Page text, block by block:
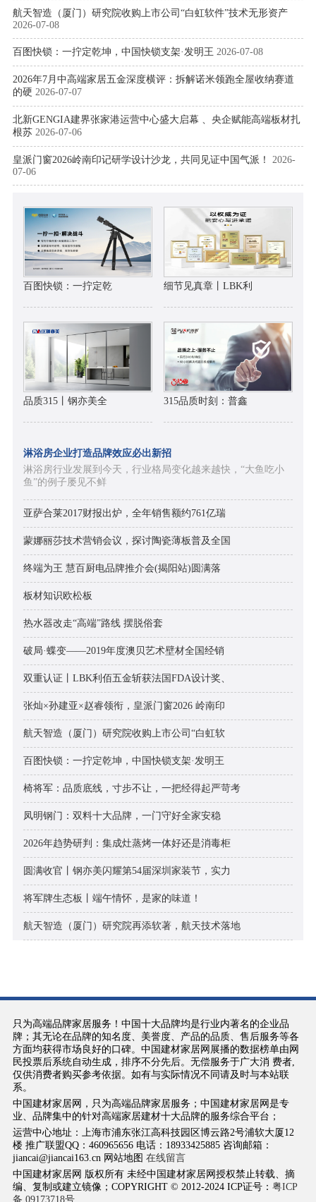
航天智造（厦门）研究院收购上市公司“白虹软件”技术无形资产
2026-07-08
百图快锁：一拧定乾坤，中国快锁支架·发明王 2026-07-08
2026年7月中高端家居五金深度横评：拆解诺米领跑全屋收纳赛道
的硬 2026-07-07
北新GENGIA建界张家港运营中心盛大启幕 、央企赋能高端板材扎
根苏 2026-07-06
皇派门窗2026岭南印记研学设计沙龙，共同见证中国气派！
2026-
07-06
百图快锁：一拧定乾 细节见真章丨LBK利
品质315丨钢亦美全 315品质时刻：普鑫
淋浴房企业打造品牌效应必出新招
淋浴房行业发展到今天，行业格局变化越来越快，“大鱼吃小
鱼”的例子屡见不鲜
亚萨合莱2017财报出炉，全年销售额约761亿瑞
蒙娜丽莎技术营销会议，探讨陶瓷薄板普及全国
终端为王 慧百厨电品牌推介会(揭阳站)圆满落
板材知识欧松板
热水器改走“高端”路线 摆脱俗套
破局·蝶变——2019年度澳贝艺术壁材全国经销
双重认证丨LBK利佰五金斩获法国FDA设计奖、
张灿×孙建亚×赵睿领衔，皇派门窗2026 岭南印
航天智造（厦门）研究院收购上市公司“白虹软
百图快锁：一拧定乾坤，中国快锁支架·发明王
椅将军：品质底线，寸步不让，一把经得起严苛考
凤明钢门：双料十大品牌，一门守好全家安稳
2026年趋势研判：集成灶蒸烤一体好还是消毒柜
圆满收官丨钢亦美闪耀第54届深圳家装节，实力
将军牌生态板丨端午情怀，是家的味道！
航天智造（厦门）研究院再添软著，航天技术落地
只为高端品牌家居服务！中国十大品牌均是行业内著名的企业品
牌；其无论在品牌的知名度、美誉度、产品的品质、售后服务等各
方面均获得市场良好的口碑。中国建材家居网展播的数据榜单由网
民投票后系统自动生成，排序不分先后。无偿服务于广大消 费者,
仅供消费者购买参考依据。如有与实际情况不同请及时与本站联
系。
中国建材家居网，只为高端品牌家居服务；中国建材家居网是专
业、品牌集中的针对高端家居建材十大品牌的服务综合平台；
运营中心地址：上海市浦东张江高科技园区博云路2号浦软大厦12
楼 推广联盟QQ：460965656 电话：18933425885 咨询邮箱：
jiancai@jiancai163.cn 网站地图 在线留言
中国建材家居网 版权所有 未经中国建材家居网授权禁止转载、摘
编、复制或建立镜像；COPYRIGHT © 2012-2024 ICP证号： 粤ICP
备 09173718号